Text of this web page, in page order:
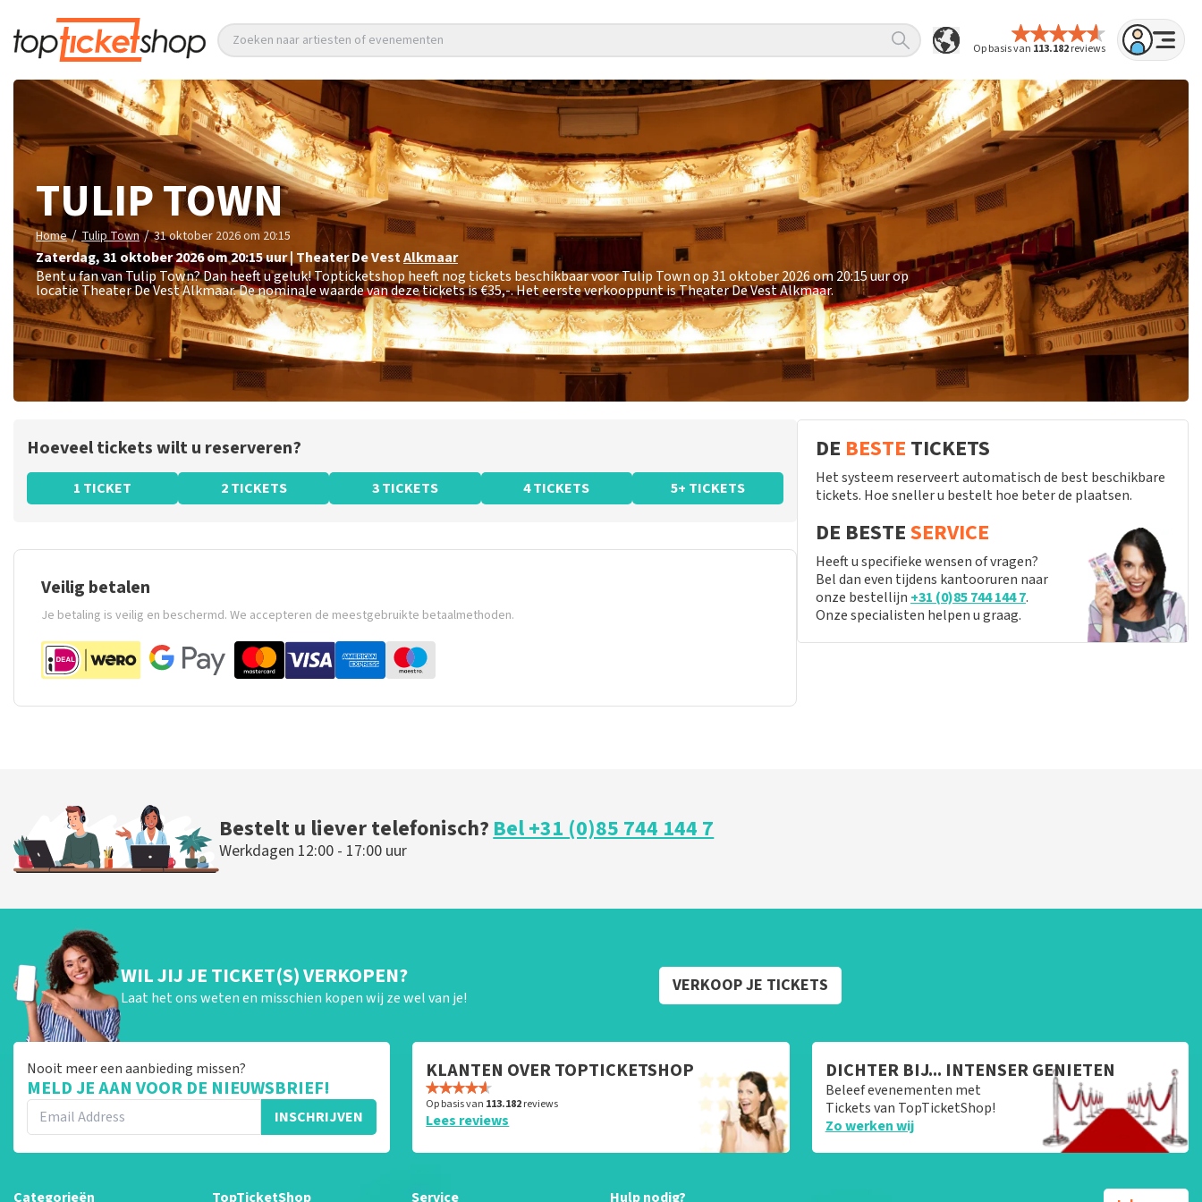
Op basis van 113.182reviews
Zoeken naar artiesten of evenementen
TULIP TOWN
Home / Tulip Town / 31 oktober 2026 om 20:15
zaterdag,31 oktober 2026 om 20:15uur| Theater De VestAlkmaar
Bent u fan van Tulip Town? Dan heeft u geluk! Topticketshop heeft nog tickets beschikbaar voor Tulip Town op 31 oktober 2026 om 20:15 uur op
locatie Theater De Vest Alkmaar. De nominale waarde van deze tickets is€35,-. Het eerste verkooppunt is Theater De Vest Alkmaar.
Hoeveel tickets wilt u reserveren?
1 TICKET 2 TICKETS 3 TICKETS 4 TICKETS 5+ TICKETS
Veilig betalen
Je betaling is veilig en beschermd. We accepteren de meestgebruikte betaalmethoden.
DE BESTE TICKETS
Het systeem reserveert automatisch de best beschikbare
tickets. Hoe sneller u bestelt hoe beter de plaatsen.
DE BESTESERVICE
Heeft u specifieke wensen of vragen?
Bel dan even tijdens kantooruren naar
onze bestellijn +31 (0)85 744 144 7.
Onze specialisten helpen u graag.
Bestelt u liever telefonisch?Bel +31 (0)85 744 144 7
Werkdagen 12:00 - 17:00 uur
WIL JIJ JE TICKET(S) VERKOPEN?
Laat het ons weten en misschien kopen wij ze wel van je!
VERKOOP JE TICKETS
Nooit meer een aanbieding missen?
MELD JE AAN VOOR DE NIEUWSBRIEF!
INSCHRIJVEN
KLANTEN OVER TOPTICKETSHOP
Op basis van 113.182reviews
Lees reviews
DICHTER BIJ... INTENSER GENIETEN
Beleef evenementen met
Tickets van TopTicketShop!
Zo werken wij
Categorieën TopTicketShop Service Hulp nodig?